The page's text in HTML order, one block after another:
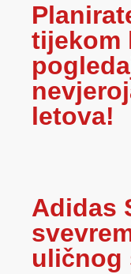
tijekom
letova!
Adidas
uličnog